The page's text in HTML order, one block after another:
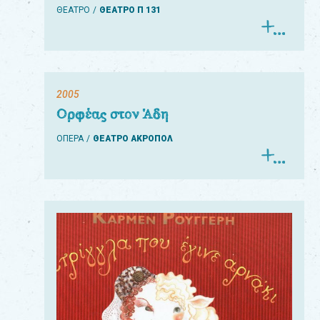
ΘΕΑΤΡΟ ΘΕΑΤΡΟ Π 131
2005
Ορφέας στον Άδη
ΟΠΕΡΑ ΘΕΑΤΡΟ ΑΚΡΟΠΟΛ